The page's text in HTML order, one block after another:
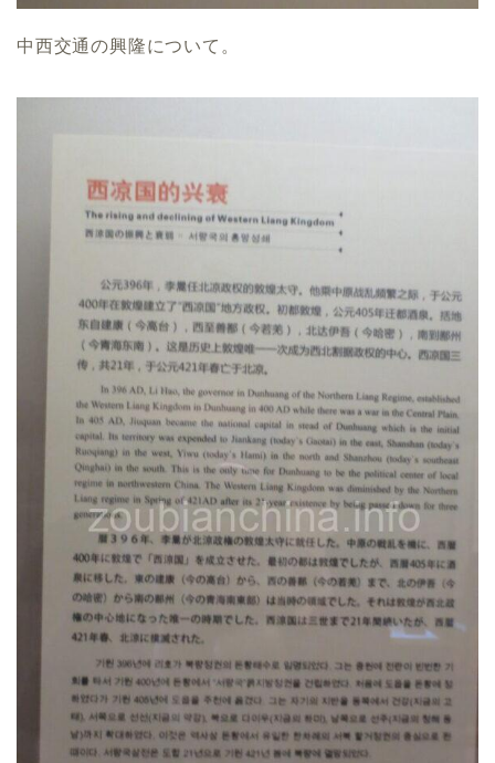
中西交通の興隆について。